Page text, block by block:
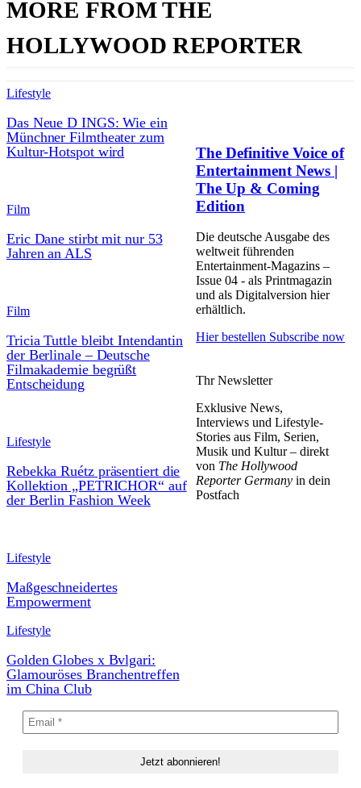
MORE FROM THE
HOLLYWOOD REPORTER
Lifestyle
Das Neue D INGS: Wie ein
Münchner Filmtheater zum
Kultur-Hotspot wird
Film
Eric Dane stirbt mit nur 53
Jahren an ALS
Film
Tricia Tuttle bleibt Intendantin
der Berlinale – Deutsche
Filmakademie begrüßt
Entscheidung
Lifestyle
Rebekka Ruétz präsentiert die
Kollektion „PETRICHOR“ auf
der Berlin Fashion Week
Lifestyle
Maßgeschneidertes
Empowerment
Lifestyle
Golden Globes x Bvlgari:
Glamouröses Branchentreffen
im China Club
The Definitive Voice of
Entertainment News |
The Up & Coming
Edition
Die deutsche Ausgabe des
weltweit führenden
Entertainment-Magazins –
Issue 04 - als Printmagazin
und als Digitalversion hier
erhältlich.
Hier bestellen Subscribe now
Thr Newsletter
Exklusive News,
Interviews und Lifestyle-
Stories aus Film, Serien,
Musik und Kultur – direkt
von The Hollywood
Reporter Germany in dein
Postfach